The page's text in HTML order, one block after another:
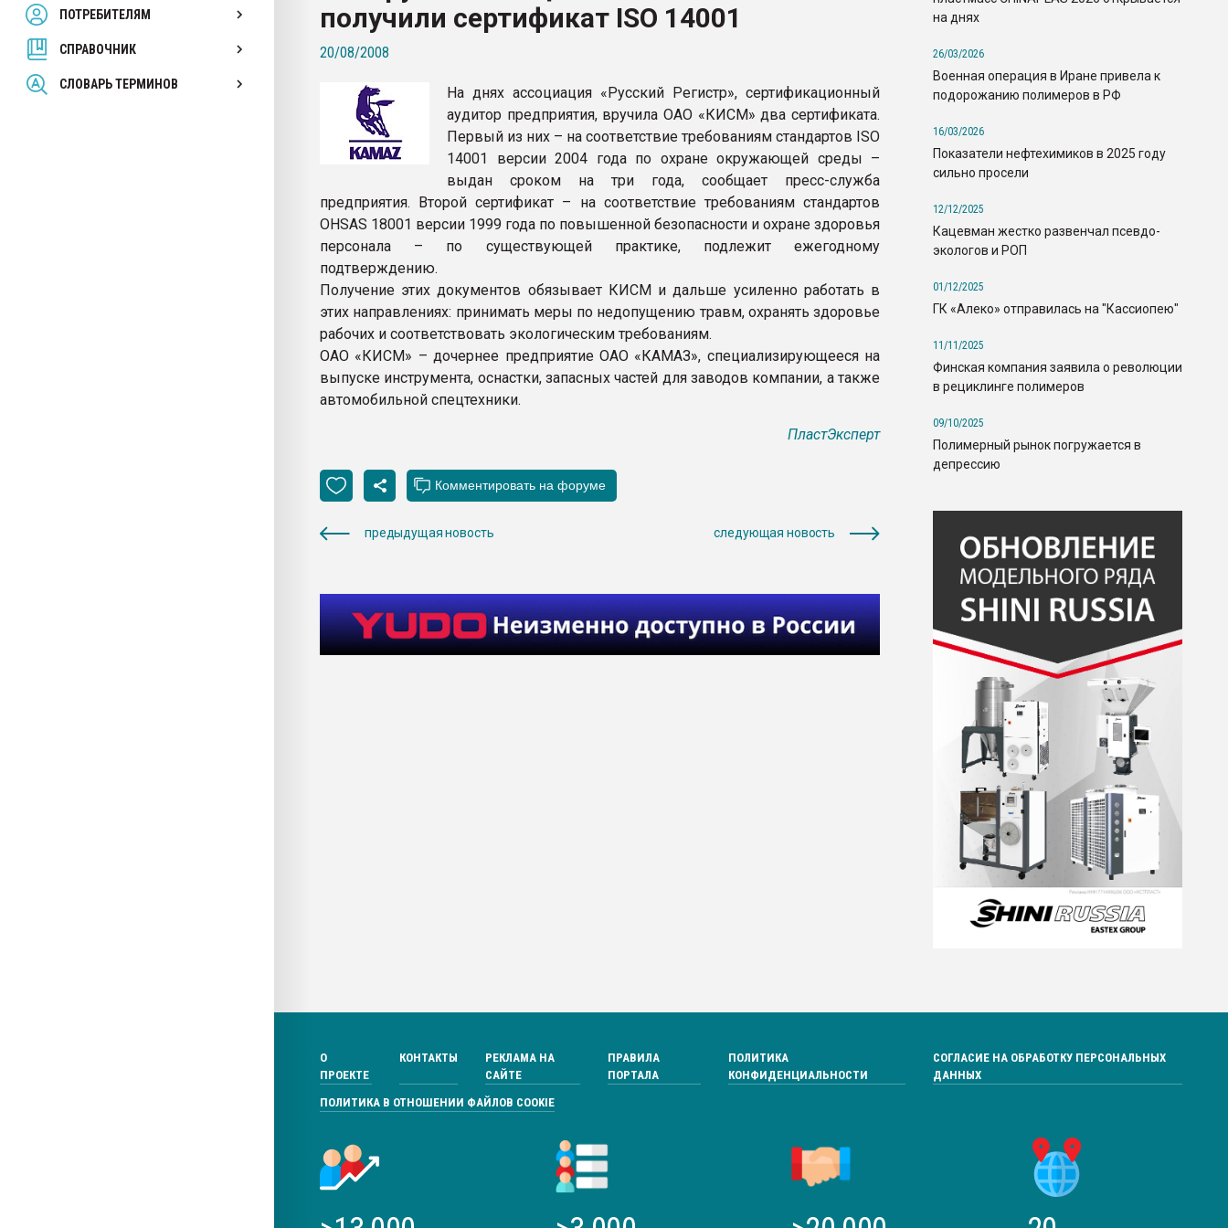
ПОТРЕБИТЕЛЯМ
СПРАВОЧНИК
СЛОВАРЬ ТЕРМИНОВ
Armaloy PC/ABS-1IM черный цвет
получили сертификат ISO 14001
20/08/2008
На днях ассоциация «Русский Регистр», сертификационный
аудитор предприятия, вручила ОАО «КИСМ» два сертификата.
Первый из них – на соответствие требованиям стандартов ISO
14001 версии 2004 года по охране окружающей среды –
выдан сроком на три года, сообщает пресс-служба
предприятия. Второй сертификат – на соответствие требованиям стандартов
OHSAS 18001 версии 1999 года по повышенной безопасности и охране здоровья
персонала – по существующей практике, подлежит ежегодному
подтверждению.
Получение этих документов обязывает КИСМ и дальше усиленно работать в
этих направлениях: принимать меры по недопущению травм, охранять здоровье
рабочих и соответствовать экологическим требованиям.
ОАО «КИСМ» – дочернее предприятие ОАО «КАМАЗ», специализирующееся на
выпуске инструмента, оснастки, запасных частей для заводов компании, а также
автомобильной спецтехники.
ПластЭксперт
предыдущая новость следующая новость
на днях
26/03/2026
Военная операция в Иране привела к
подорожанию полимеров в РФ
16/03/2026
Показатели нефтехимиков в 2025 году
сильно просели
12/12/2025
Кацевман жестко развенчал псевдо-
экологов и РОП
01/12/2025
ГК «Алеко» отправилась на "Кассиопею"
11/11/2025
Финская компания заявила о революции
в рециклинге полимеров
09/10/2025
Полимерный рынок погружается в
депрессию
О
ПРОЕКТЕ
КОНТАКТЫ
РЕКЛАМА НА
САЙТЕ
ПРАВИЛА
ПОРТАЛА
ПОЛИТИКА
КОНФИДЕНЦИАЛЬНОСТИ
СОГЛАСИЕ НА ОБРАБОТКУ ПЕРСОНАЛЬНЫХ
ДАННЫХ
ПОЛИТИКА В ОТНОШЕНИИ ФАЙЛОВ COOKIE